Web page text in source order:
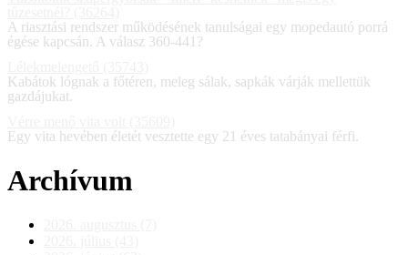
A riasztási rendszer működésének tanulságai egy mopedautó porrá
égése kapcsán. A válasz 360-441?
Kabátok lógnak a főtéren, meleg sálak, sapkák várják mellettük
gazdájukat.
Egy vita hevében életét vesztette egy 21 éves tatabányai férfi.
Archívum